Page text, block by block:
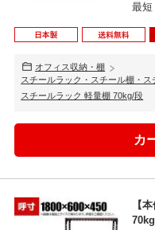
最短
オフィス収納・棚
スチールラック・スチール棚・
スチールラック 軽量棚 70kg/段
【